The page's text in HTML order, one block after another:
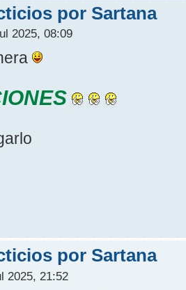
por Sartana
2025, 08:09
por Sartana
2025, 21:52